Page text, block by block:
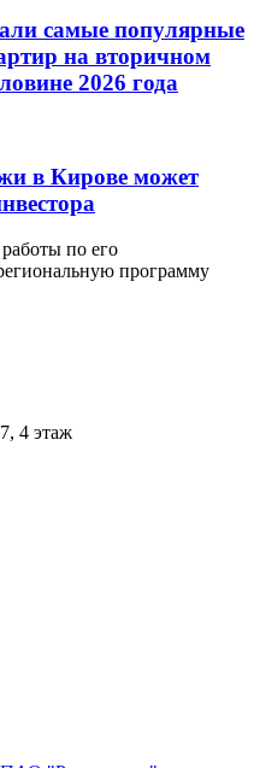
самые популярные
на вторичном
2026 года
в Кирове может
по его
программу
4 этаж